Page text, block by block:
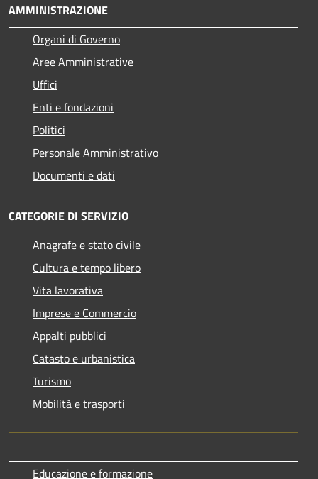
AMMINISTRAZIONE
Organi di Governo
Aree Amministrative
Uffici
Enti e fondazioni
Politici
Personale Amministrativo
Documenti e dati
CATEGORIE DI SERVIZIO
Anagrafe e stato civile
Cultura e tempo libero
Vita lavorativa
Imprese e Commercio
Appalti pubblici
Catasto e urbanistica
Turismo
Mobilità e trasporti
Educazione e formazione